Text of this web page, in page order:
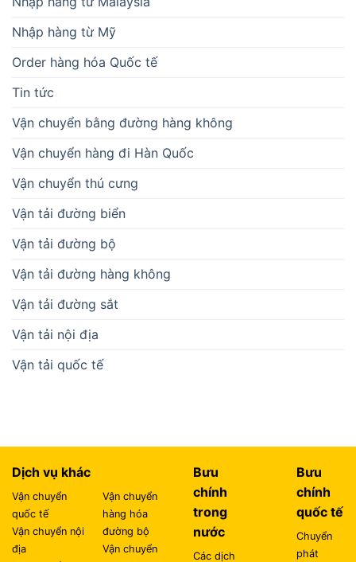
Nhập hàng từ Mỹ
Order hàng hóa Quốc tế
Tin tức
Vận chuyển bằng đường hàng không
Vận chuyển hàng đi Hàn Quốc
Vận chuyển thú cưng
Vận tải đường biển
Vận tải đường bộ
Vận tải đường hàng không
Vận tải đường sắt
Vận tải nội địa
Vận tải quốc tế
Dịch vụ khác
Vận chuyển
quốc tế
Vận chuyển nội
địa
Vận chuyển
hàng hóa
đường bộ
Vận chuyển
Bưu
chính
trong
nước
Các dịch
Bưu
chính
quốc tế
Chuyển
phát